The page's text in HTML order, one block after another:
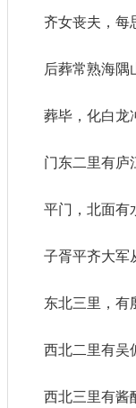
齐女丧夫，每
后葬常熟海隅
葬毕，化白龙
门东二里有庐
平门，北面有
子胥平齐大军
东北三里，有
西北二里有吴
西北三里有酱